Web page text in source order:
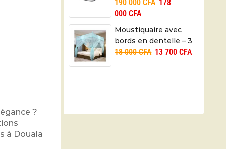
?
à Douala
cm – M-181820MM
190 000CFA 178
000CFA
Moustiquaire avec
bords en dentelle – 3
ouvertures
18 000CFA 13 700CFA